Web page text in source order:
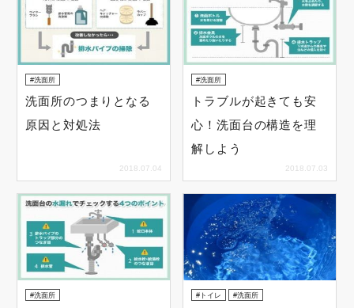
洗面所
洗面所のつまりとなる
原因と対処法
2018.07.04
洗面所
トラブルが起きても安
心！洗面台の構造を理
解しよう
2018.07.03
洗面所 トイレ 洗面所